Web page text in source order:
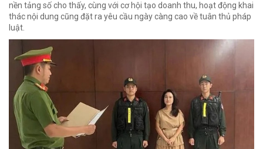
nền tảng số cho thấy, cùng với cơ hội tạo doanh thu, hoạt động khai
thác nội dung cũng đặt ra yêu cầu ngày càng cao về tuân thủ pháp
luật.